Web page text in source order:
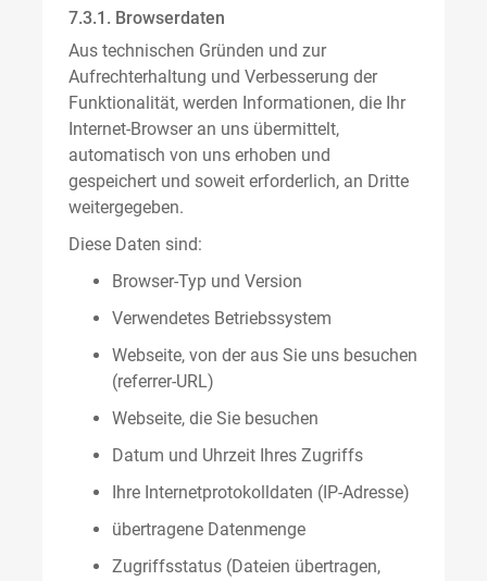
7.3.1. Browserdaten
Aus technischen Gründen und zur
Aufrechterhaltung und Verbesserung der
Funktionalität, werden Informationen, die Ihr
Internet-Browser an uns übermittelt,
automatisch von uns erhoben und
gespeichert und soweit erforderlich, an Dritte
weitergegeben.
Diese Daten sind:
Browser-Typ und Version
Verwendetes Betriebssystem
Webseite, von der aus Sie uns besuchen
(referrer-URL)
Webseite, die Sie besuchen
Datum und Uhrzeit Ihres Zugriffs
Ihre Internetprotokolldaten (IP-Adresse)
übertragene Datenmenge
Zugriffsstatus (Dateien übertragen,